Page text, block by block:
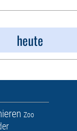
heute
Zoo